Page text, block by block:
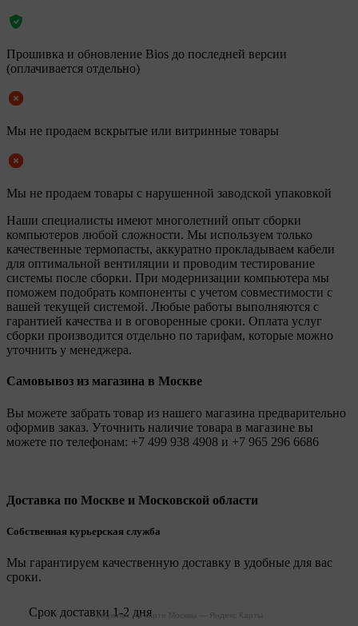
Прошивка и обновление Bios до последней версии
(оплачивается отдельно)
Мы не продаем вскрытые или витринные товары
Мы не продаем товары с нарушенной заводской упаковкой
Наши специалисты имеют многолетний опыт сборки
компьютеров любой сложности. Мы используем только
качественные термопасты, аккуратно прокладываем кабели
для оптимальной вентиляции и проводим тестирование
системы после сборки. При модернизации компьютера мы
поможем подобрать компоненты с учетом совместимости с
вашей текущей системой. Любые работы выполняются с
гарантией качества и в оговоренные сроки. Оплата услуг
сборки производится отдельно по тарифам, которые можно
уточнить у менеджера.
Самовывоз из магазина в Москве
Вы можете забрать товар из нашего магазина предварительно
оформив заказ. Уточнить наличие товара в магазине вы
можете по телефонам: +7 499 938 4908 и +7 965 296 6686
Доставка по Москве и Московской области
Собственная курьерская служба
Мы гарантируем качественную доставку в удобные для вас
сроки.
Срок доставки 1-2 дняLegionpc на карте Москвы — Яндекс Карты